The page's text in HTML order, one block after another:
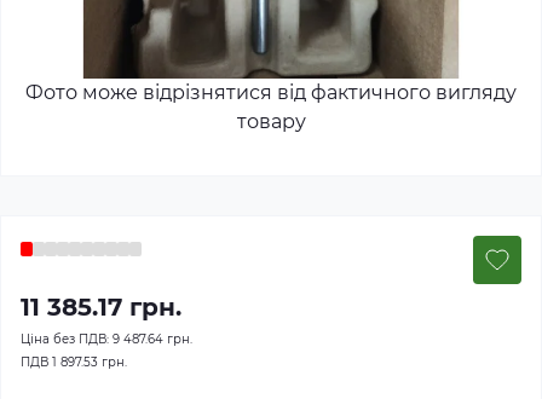
Фото може відрізнятися від фактичного вигляду
товару
11 385.17 грн.
Ціна без ПДВ: 9 487.64 грн.
ПДВ 1 897.53 грн.